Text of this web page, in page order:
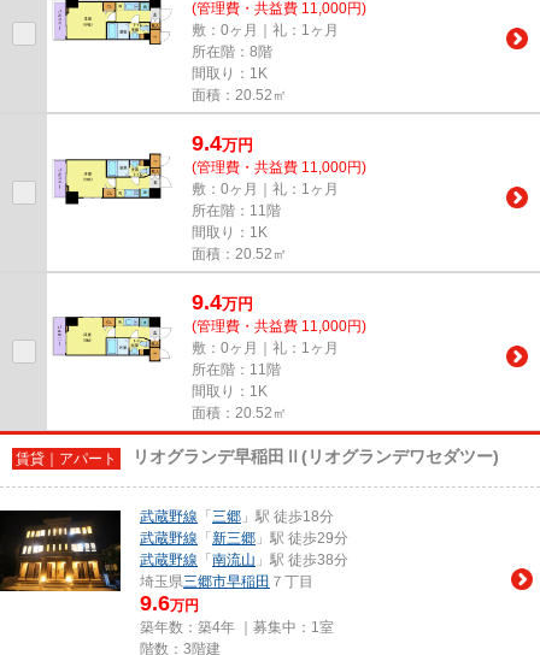
(管理費・共益費 11,000円)
敷：0ヶ月｜礼：1ヶ月
所在階：8階
間取り：1K
面積：20.52㎡
9.4万円
(管理費・共益費 11,000円)
敷：0ヶ月｜礼：1ヶ月
所在階：11階
間取り：1K
面積：20.52㎡
9.4万円
(管理費・共益費 11,000円)
敷：0ヶ月｜礼：1ヶ月
所在階：11階
間取り：1K
面積：20.52㎡
賃貸｜アパート リオグランデ早稲田Ⅱ(リオグランデワセダツー)
武蔵野線 「 三郷 」駅 徒歩18分
武蔵野線 「 新三郷 」駅 徒歩29分
武蔵野線 「 南流山 」駅 徒歩38分
埼玉県三郷市早稲田 ７丁目
9.6万円
築年数：築4年 ｜募集中： 1室
階数：3階建